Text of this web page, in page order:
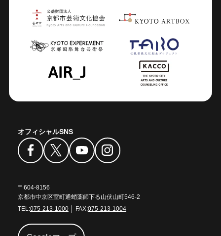
オフィシャルSNS
〒604-8156
京都市中京区室町通蛸薬師下る山伏山町546-2
TEL:075-213-1000│ FAX:075-213-1004